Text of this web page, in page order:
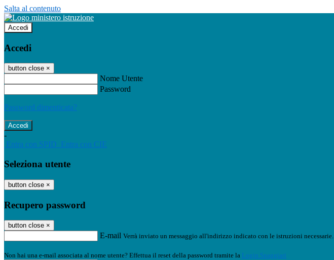
Salta al contenuto
Accedi
Accedi
button close ×
Nome Utente
Password
Password dimenticata?
-
Entra con SPID Entra con CIE
Seleziona utente
button close ×
Recupero password
button close ×
E-mail Verrà inviato un messaggio all'indirizzo indicato con le istruzioni necessarie.
Non hai una e-mail associata al nome utente? Effettua il reset della password tramite la Login Spaggiari